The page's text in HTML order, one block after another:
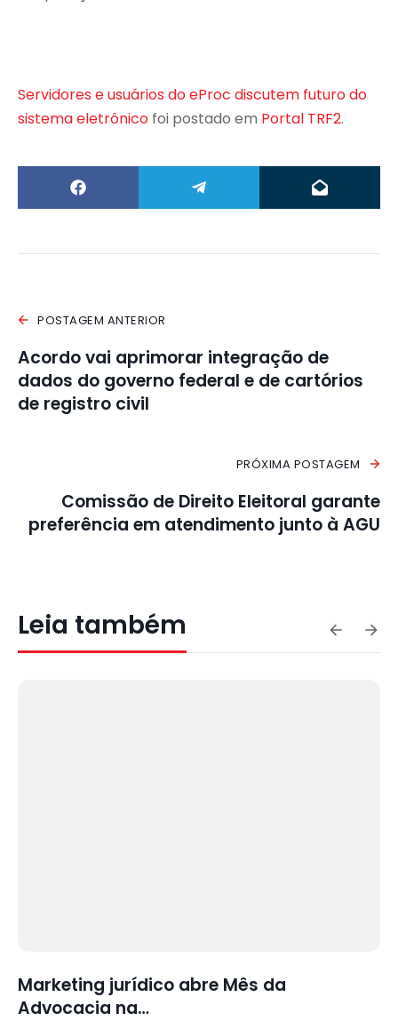
Servidores e usuários do eProc discutem futuro do
sistema eletrônico foi postado em Portal TRF2.
POSTAGEM ANTERIOR
Acordo vai aprimorar integração de
dados do governo federal e de cartórios
de registro civil
PRÓXIMA POSTAGEM
Comissão de Direito Eleitoral garante
preferência em atendimento junto à AGU
Leia também
Marketing jurídico abre Mês da
Advocacia na…